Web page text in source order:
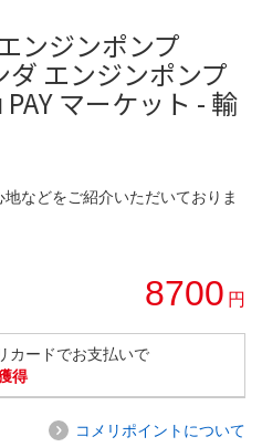
ジンポンプ
ダ エンジンポンプ
マーケット - 輸
などをご紹介いただいておりま
8700 円
カードでお支払いで
得
コメリポイントについて